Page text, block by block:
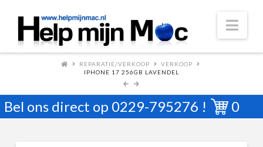
REPARATIE/VERKOOP
VERKOOP
IPHONE 17 256GB LAVENDEL
Bel ons direct op 0229-795276 ! 0